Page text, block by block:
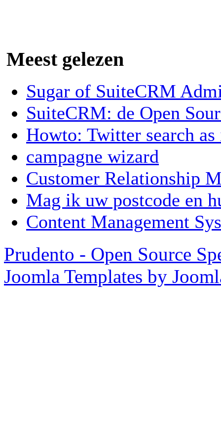
Meest gelezen
Sugar of SuiteCRM
SuiteCRM: de Open
Howto: Twitter search
campagne wizard
Customer Relationship
Mag ik uw postcode en
Content Management
Prudento - Open Source
Joomla Templates by